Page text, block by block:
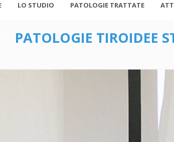
LO STUDIO PATOLOGIE TRATTATE
PATOLOGIE TIROIDEE